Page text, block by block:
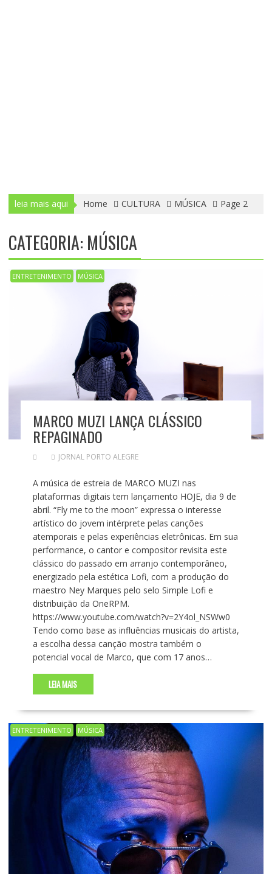
leia mais aqui Home CULTURA MÚSICA Page 2
CATEGORIA: MÚSICA
ENTRETENIMENTO MÚSICA
MARCO MUZI LANÇA CLÁSSICO
REPAGINADO
JORNAL PORTO ALEGRE
A música de estreia de MARCO MUZI nas
plataformas digitais tem lançamento HOJE, dia 9 de
abril. “Fly me to the moon” expressa o interesse
artístico do jovem intérprete pelas canções
atemporais e pelas experiências eletrônicas. Em sua
performance, o cantor e compositor revisita este
clássico do passado em arranjo contemporâneo,
energizado pela estética Lofi, com a produção do
maestro Ney Marques pelo selo Simple Lofi e
distribuição da OneRPM.
https://www.youtube.com/watch?v=2Y4ol_NSWw0
Tendo como base as influências musicais do artista,
a escolha dessa canção mostra também o
potencial vocal de Marco, que com 17 anos…
LEIA MAIS
ENTRETENIMENTO MÚSICA